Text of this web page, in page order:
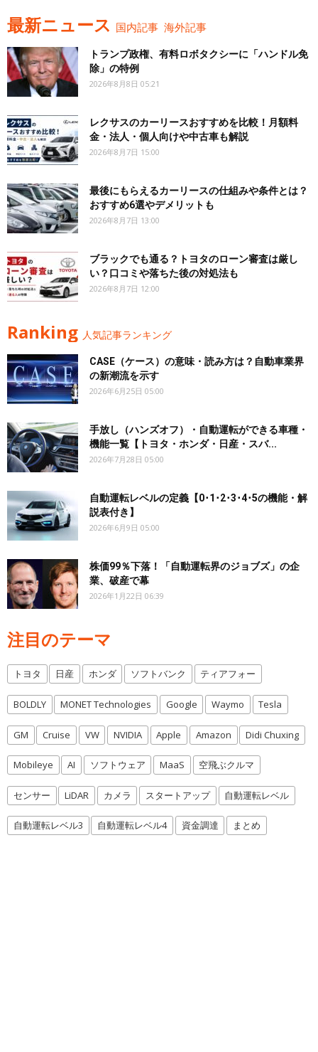
最新ニュース 国内記事 海外記事
トランプ政権、有料ロボタクシーに「ハンドル免
除」の特例
2026年8月8日 05:21
レクサスのカーリースおすすめを比較！月額料
金・法人・個人向けや中古車も解説
2026年8月7日 15:00
最後にもらえるカーリースの仕組みや条件とは？
おすすめ6選やデメリットも
2026年8月7日 13:00
ブラックでも通る？トヨタのローン審査は厳し
い？口コミや落ちた後の対処法も
2026年8月7日 12:00
Ranking 人気記事ランキング
CASE（ケース）の意味・読み方は？自動車業界
の新潮流を示す
2026年6月25日 05:00
手放し（ハンズオフ）・自動運転ができる車種・
機能一覧【トヨタ・ホンダ・日産・スバ...
2026年7月28日 05:00
自動運転レベルの定義【0･1･2･3･4･5の機能・解
説表付き】
2026年6月9日 05:00
株価99％下落！「自動運転界のジョブズ」の企
業、破産で幕
2026年1月22日 06:39
注目のテーマ
トヨタ 日産 ホンダ ソフトバンク ティアフォー
BOLDLY MONET Technologies Google Waymo Tesla
GM Cruise VW NVIDIA Apple Amazon Didi Chuxing
Mobileye AI ソフトウェア MaaS 空飛ぶクルマ
センサー LiDAR カメラ スタートアップ 自動運転レベル
自動運転レベル3 自動運転レベル4 資金調達 まとめ